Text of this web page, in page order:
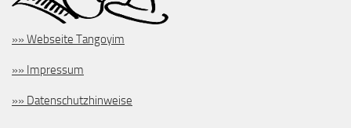
»» Webseite Tangoyim
»» Impressum
»» Datenschutzhinweise